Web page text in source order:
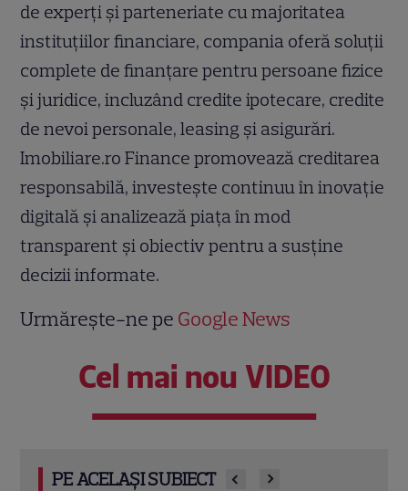
de experți și parteneriate cu majoritatea
instituțiilor financiare, compania oferă soluții
complete de finanțare pentru persoane fizice
și juridice, incluzând credite ipotecare, credite
de nevoi personale, leasing și asigurări.
Imobiliare.ro Finance promovează creditarea
responsabilă, investește continuu în inovație
digitală și analizează piața în mod
transparent și obiectiv pentru a susține
decizii informate.
Urmărește-ne pe Google News
Cel mai nou VIDEO
PE ACELAȘI SUBIECT